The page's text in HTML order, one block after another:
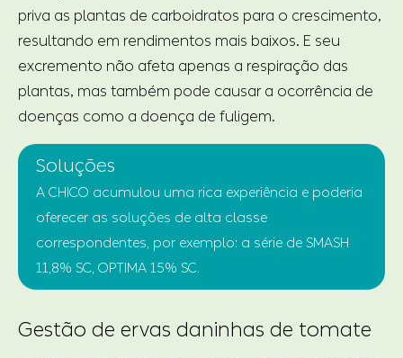
priva as plantas de carboidratos para o crescimento,
resultando em rendimentos mais baixos. E seu
excremento não afeta apenas a respiração das
plantas, mas também pode causar a ocorrência de
doenças como a doença de fuligem.
Soluções
A CHICO acumulou uma rica experiência e poderia
oferecer as soluções de alta classe
correspondentes, por exemplo: a série de SMASH
11,8% SC, OPTIMA 15% SC.
Gestão de ervas daninhas de tomate